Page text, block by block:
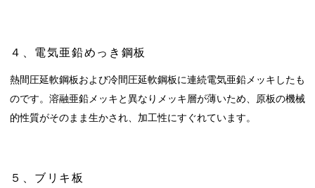
４、電気亜鉛めっき鋼板
熱間圧延軟鋼板および冷間圧延軟鋼板に連続電気亜鉛メッキしたも
のです。溶融亜鉛メッキと異なりメッキ層が薄いため、原板の機械
的性質がそのまま生かされ、加工性にすぐれています。
５、ブリキ板